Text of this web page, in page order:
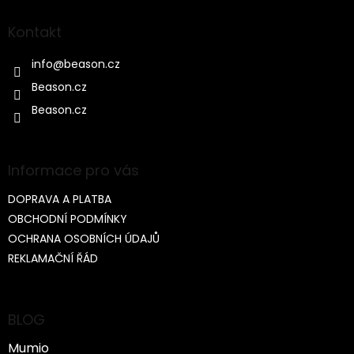
Kontakt
info@beason.cz
Beason.cz
Beason.cz
Informace pro vás
DOPRAVA A PLATBA
OBCHODNÍ PODMÍNKY
OCHRANA OSOBNÍCH ÚDAJŮ
REKLAMAČNÍ ŘÁD
BLOG
Mumio